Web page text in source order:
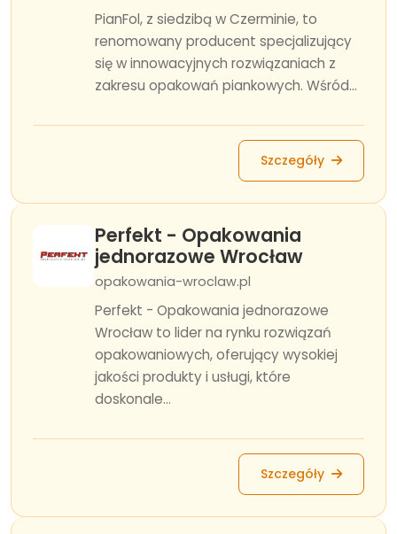
PianFol, z siedzibą w Czerminie, to
renomowany producent specjalizujący
się w innowacyjnych rozwiązaniach z
zakresu opakowań piankowych. Wśród...
Szczegóły
Perfekt - Opakowania
jednorazowe Wrocław
opakowania-wroclaw.pl
Perfekt - Opakowania jednorazowe
Wrocław to lider na rynku rozwiązań
opakowaniowych, oferujący wysokiej
jakości produkty i usługi, które
doskonale...
Szczegóły